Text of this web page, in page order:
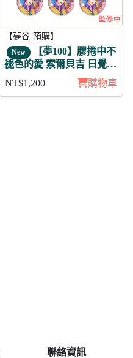
【夢谷-預購】
New 【夢100】膠捲中不
褪色的愛 索爾貝吉 日覺
NT$1,200 購物車
聯絡資訊